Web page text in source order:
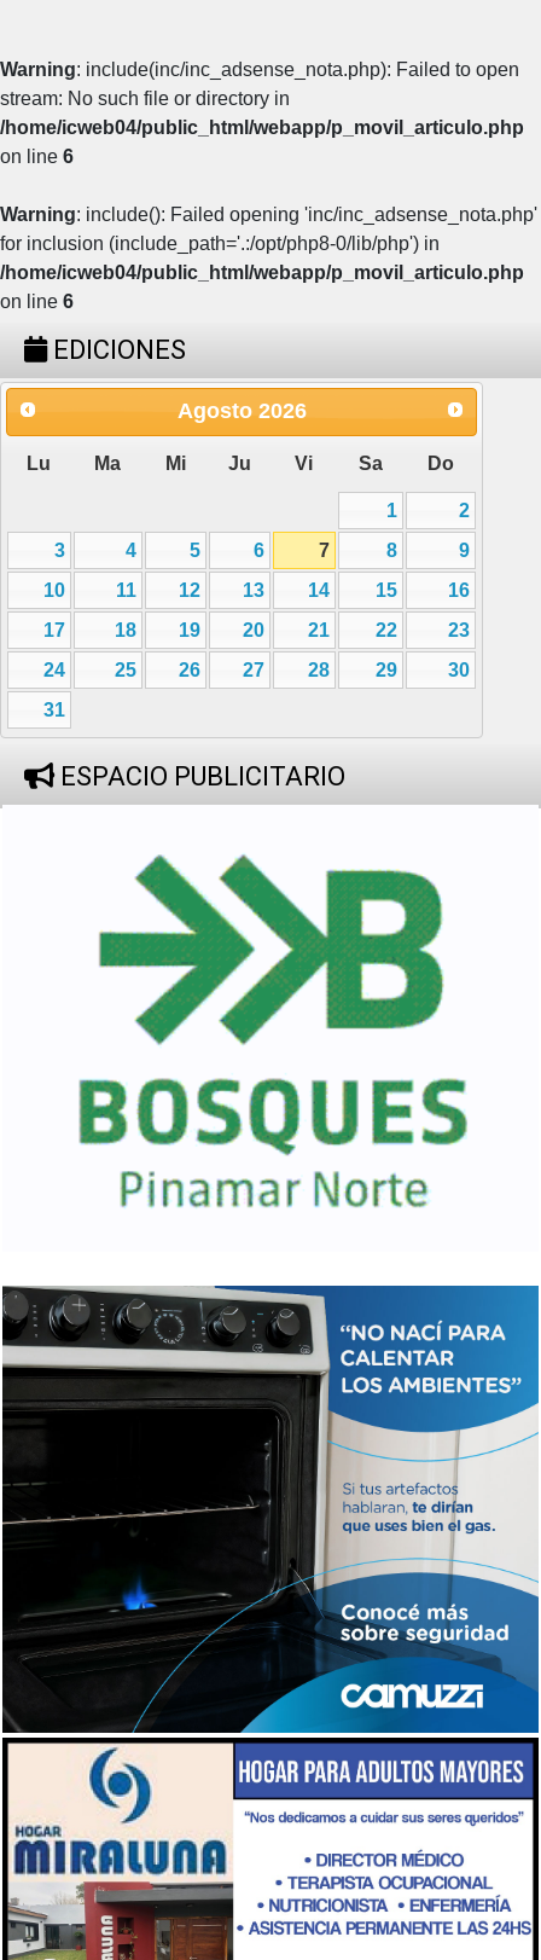
Warning: include(inc/inc_adsense_nota.php): Failed to open
stream: No such file or directory in
/home/icweb04/public_html/webapp/p_movil_articulo.php
on line 6
Warning: include(): Failed opening 'inc/inc_adsense_nota.php'
for inclusion (include_path='.:/opt/php8-0/lib/php') in
/home/icweb04/public_html/webapp/p_movil_articulo.php
on line 6
EDICIONES
Agosto 2026
Lu Ma Mi Ju Vi Sa Do
1
2
3
4 5 6 7 8
9
10
11 12 13 14 15
16
17
18 19 20 21 22
23
24
25 26 27 28 29
30
31
ESPACIO PUBLICITARIO